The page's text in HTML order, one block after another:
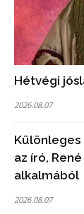
Hétvégi
2026.08.07
Különleges
az író,
alkalmából
2026.08.07